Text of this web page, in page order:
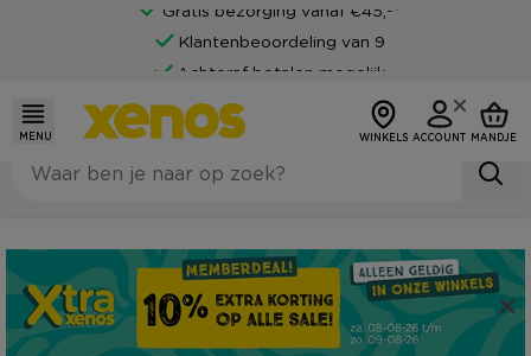
Gratis bezorging vanaf €45,-*
Klantenbeoordeling van 9
Achteraf betalen mogelijk
MENU WINKELS ACCOUNT MANDJE